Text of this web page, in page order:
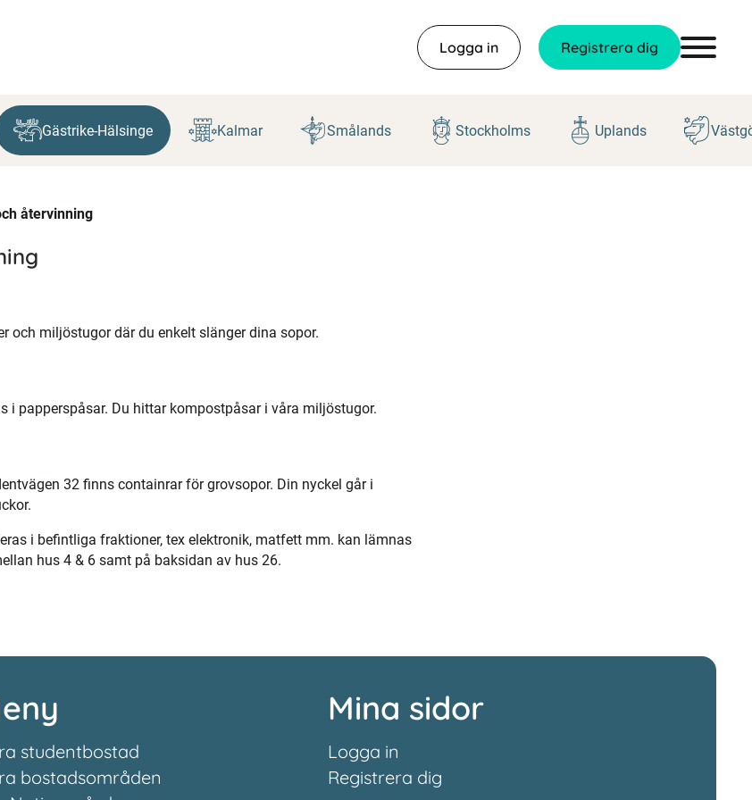
Logga in Registrera dig
Gästrike-Hälsinge Kalmar Smålands Stockholms Uplands
återvinning
och miljöstugor där du enkelt slänger dina sopor.
i papperspåsar. Du hittar kompostpåsar i våra miljöstugor.
32 finns containrar för grovsopor. Din nyckel går i
i befintliga fraktioner, tex elektronik, matfett mm. kan lämnas
hus 4 & 6 samt på baksidan av hus 26.
studentbostad
bostadsområden
Mina sidor
Logga in
Registrera dig